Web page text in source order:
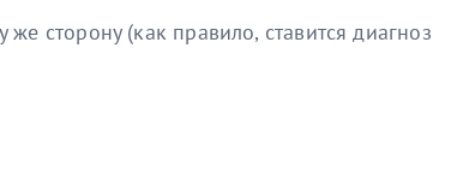
сторону (как правило, ставится диагноз